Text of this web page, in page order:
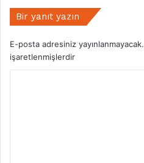
Bir yanıt yazın
E-posta adresiniz yayınlanmayacak.
işaretlenmişlerdir